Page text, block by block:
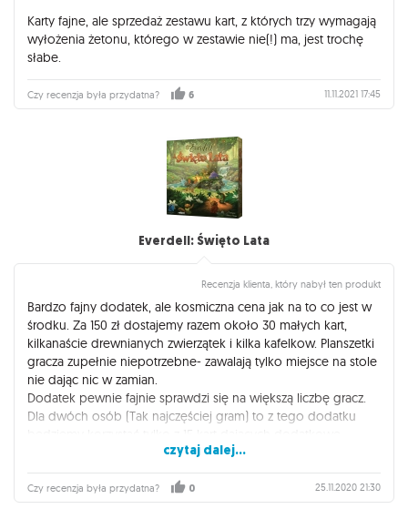
Karty fajne, ale sprzedaż zestawu kart, z których trzy wymagają
wyłożenia żetonu, którego w zestawie nie(!) ma, jest trochę
słabe.
Czy recenzja była przydatna? 6 11.11.2021 17:45
Everdell: Święto Lata
Recenzja klienta, który nabył ten produkt
Bardzo fajny dodatek, ale kosmiczna cena jak na to co jest w
środku. Za 150 zł dostajemy razem około 30 małych kart,
kilkanaście drewnianych zwierzątek i kilka kafelkow. Planszetki
gracza zupełnie niepotrzebne- zawalają tylko miejsce na stole
nie dając nic w zamian.
Dodatek pewnie fajnie sprawdzi się na większą liczbę gracz.
Dla dwóch osób (Tak najczęściej gram) to z tego dodatku
zdolności robotnikom. Reszty mogłoby nie być. :) Więc
spokojnie mogłoby to kosztować 30zl (jak legendy czy
więcej wiecej).
czytaj dalej...
Czy recenzja była przydatna? 0 25.11.2020 21:30